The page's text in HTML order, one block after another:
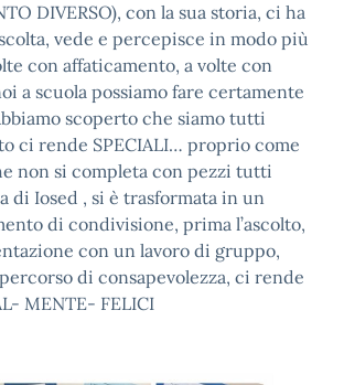
DIVERSO), con la sua storia, ci ha
vede e percepisce in modo più
con affaticamento, a volte con
a scuola possiamo fare certamente
scoperto che siamo tutti
ci rende SPECIALI… proprio come
non si completa con pezzi tutti
di Iosed , si è trasformata in un
di condivisione, prima l’ascolto,
con un lavoro di gruppo,
di consapevolezza, ci rende
MENTE- FELICI